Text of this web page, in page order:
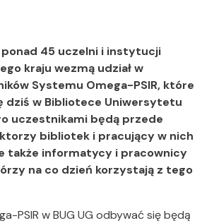
45 uczelni i instytucji
kraju wezmą udział w
Systemu Omega-PSIR, które
dziś w Bibliotece Uniwersytetu
uczestnikami będą przede
bibliotek i pracujący w nich
także informatycy i pracownicy
na co dzień korzystają z tego
PSIR w BUG UG odbywać się będą